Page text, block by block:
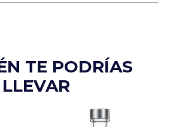
TE PODRÍAS
LLEVAR